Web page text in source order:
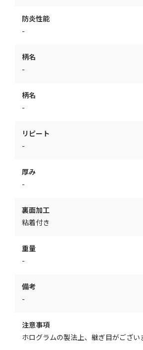
防炎性能
-
柄名
-
柄名
-
リピート
-
厚み
-
裏面加工
粘着付き
重量
-
備考
-
注意事項
ホログラムの製法上、継ぎ目がござい